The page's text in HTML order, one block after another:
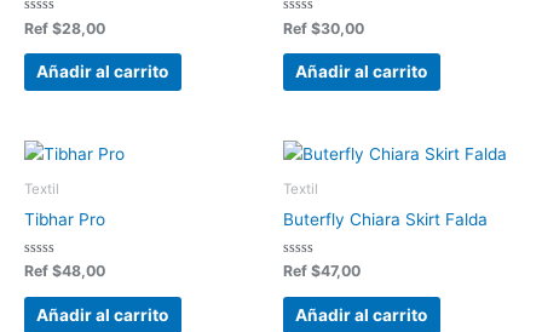
Valorado
en
0
Ref $28,00
Añadir al carrito
Valorado
en
0
Ref $30,00
Añadir al carrito
Textil
Tibhar Pro
Valorado
0
Ref $48,00
Añadir al carrito
Textil
Buterfly Chiara Skirt Falda
Valorado
0
Ref $47,00
Añadir al carrito